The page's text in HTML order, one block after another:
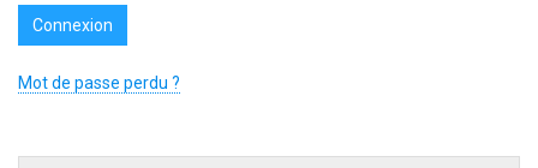
Mot de passe perdu ?